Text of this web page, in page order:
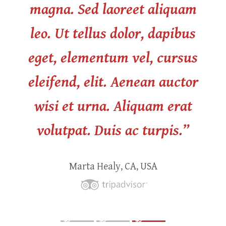
magna. Sed laoreet aliquam
leo. Ut tellus dolor, dapibus
eget, elementum vel, cursus
eleifend, elit. Aenean auctor
wisi et urna. Aliquam erat
volutpat. Duis ac turpis.”
Marta Healy, CA, USA